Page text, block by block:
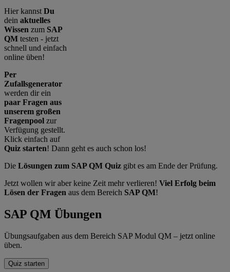
Hier kannst Du
dein aktuelles
Wissen zum SAP
QM testen - jetzt
schnell und einfach
online üben!
Per
Zufallsgenerator
werden dir ein
paar Fragen aus
unserem großen
Fragenpool zur
Verfügung gestellt.
Klick einfach auf
Quiz starten! Dann geht es auch schon los!
Die Lösungen zum SAP QM Quiz gibt es am Ende der Prüfung.
Jetzt wollen wir aber keine Zeit mehr verlieren! Viel Erfolg beim
Lösen der Fragen aus dem Bereich SAP QM!
SAP QM Übungen
Übungsaufgaben aus dem Bereich SAP Modul QM – jetzt online
üben.